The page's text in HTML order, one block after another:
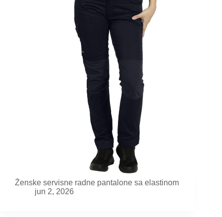
Ženske servisne radne pantalone sa elastinom
jun 2, 2026